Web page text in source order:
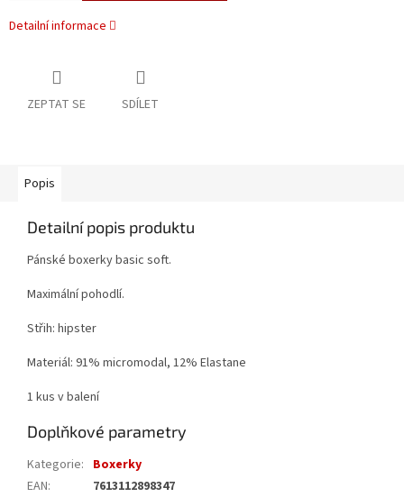
Detailní informace
ZEPTAT SE SDÍLET
Popis
Detailní popis produktu
Pánské boxerky basic soft.
Maximální pohodlí.
Střih: hipster
Materiál: 91% micromodal, 12% Elastane
1 kus v balení
Doplňkové parametry
Kategorie: Boxerky
EAN: 7613112898347